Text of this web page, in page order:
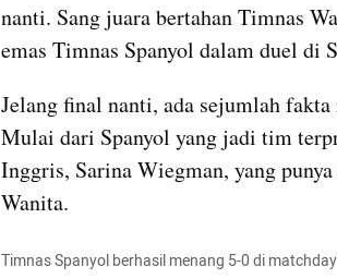
nanti. Sang juara bertahan Timnas
emas Timnas Spanyol dalam duel di
Jelang final nanti, ada sejumlah
Mulai dari Spanyol yang jadi tim
Inggris, Sarina Wiegman, yang
Wanita.
Timnas Spanyol berhasil menang 5-0 di